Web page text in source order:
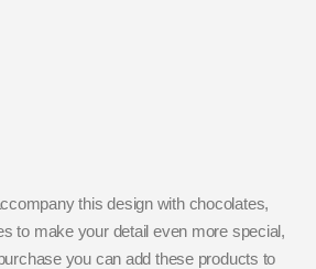
this design with chocolates,
to make your detail even more special,
you can add these products to